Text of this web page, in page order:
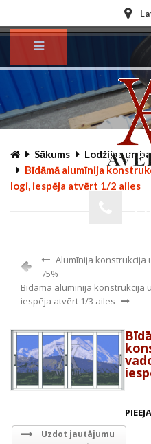
- by
Sākums
Lodžijas un
Bīdāmā alumīnija
logi, iespēja atvērt 1/2 ailes
Alumīnija konstrukcija
75%
Bīdāmā alumīnija konstrukcija
iespēja atvērt 1/3 ailes
Uzdot jautājumu